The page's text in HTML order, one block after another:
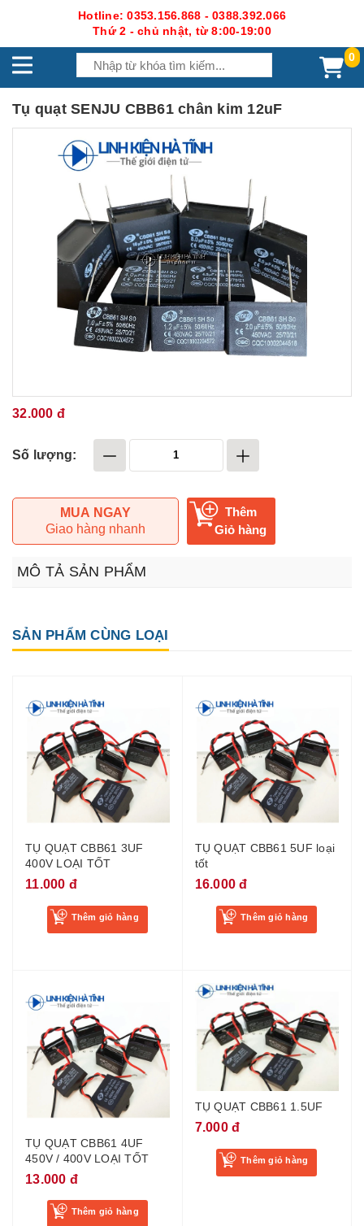
Hotline: 0353.156.868 - 0388.392.066
Thứ 2 - chủ nhật, từ 8:00-19:00
0
Tụ quạt SENJU CBB61 chân kim 12uF
32.000 đ
Số lượng:
MUA NGAY
Giao hàng nhanh
Thêm
Giỏ hàng
MÔ TẢ SẢN PHẨM
SẢN PHẨM CÙNG LOẠI
TỤ QUẠT CBB61 3UF
400V LOẠI TỐT
11.000 đ
Thêm giỏ hàng
TỤ QUẠT CBB61 5UF loại
tốt
16.000 đ
Thêm giỏ hàng
TỤ QUẠT CBB61 4UF
450V / 400V LOẠI TỐT
13.000 đ
Thêm giỏ hàng
TỤ QUẠT CBB61 1.5UF
7.000 đ
Thêm giỏ hàng